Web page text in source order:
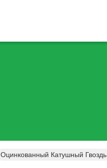
Оцинкованный Катушный Гвоздь